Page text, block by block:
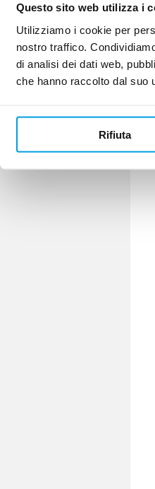
Questo sito web utilizza i
Utilizziamo i cookie per
nostro traffico.
di analisi dei dati web,
che hanno raccolto dal suo
Rifiuta